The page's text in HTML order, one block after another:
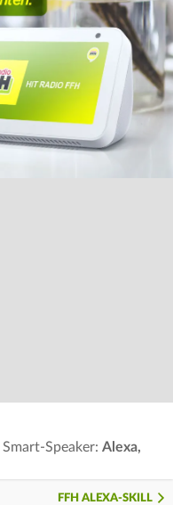
Speaker: Alexa,
FFH ALEXA-SKILL